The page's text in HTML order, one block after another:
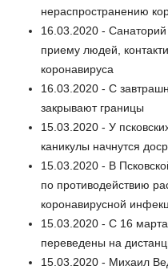
нераспространению
16.03.2020 - Санаторий
приему людей,
коронавируса
16.03.2020 - С
закрывают границы
15.03.2020 - У
каникулы начнутся
15.03.2020 - В
по противодействию
коронавирусной
15.03.2020 - С 16
переведены на
15.03.2020 - Михаил